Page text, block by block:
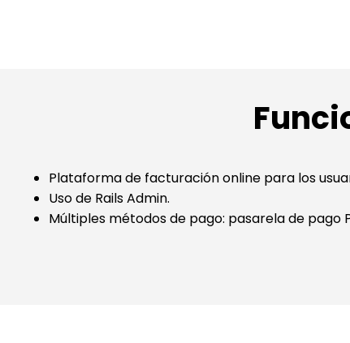
Plataforma de facturación online para los
Uso de Rails Admin.
Múltiples métodos de pago: pasarela de pago